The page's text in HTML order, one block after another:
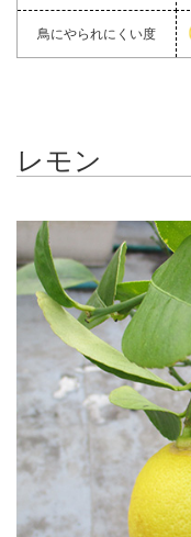
鳥にやられにくい度
レモン